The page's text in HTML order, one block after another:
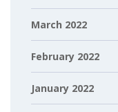
March 2022
February 2022
January 2022